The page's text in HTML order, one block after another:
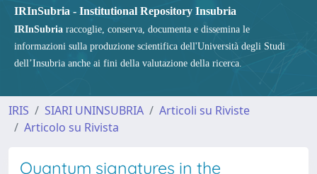
IRInSubria - Institutional Repository Insubria
IRInSubria raccoglie, conserva, documenta e dissemina le
informazioni sulla produzione scientifica dell'Università degli Studi
dell’Insubria anche ai fini della valutazione della ricerca.
IRIS SIARI UNINSUBRIA
Articoli su Riviste
Articolo su Rivista
Quantum signatures in the